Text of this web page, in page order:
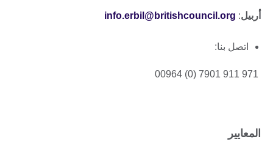
أربيل:
info.erbil@britishcouncil.org
اتصل بنا:
المعايير